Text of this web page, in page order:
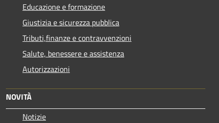
Educazione e formazione
Giustizia e sicurezza pubblica
Tributi,finanze e contravvenzioni
Salute, benessere e assistenza
Autorizzazioni
NOVITÀ
Notizie